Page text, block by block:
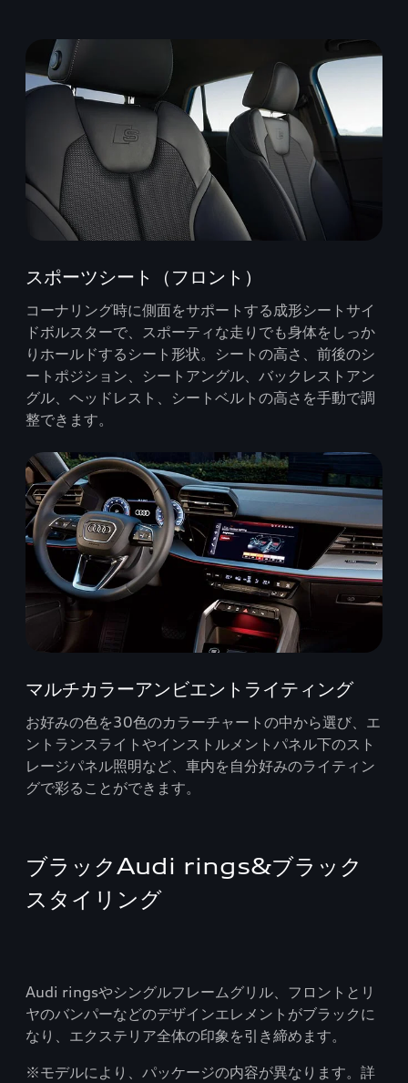
スポーツシート（フロント）
コーナリング時に側面をサポートする成形シートサイ
ドボルスターで、スポーティな走りでも身体をしっか
りホールドするシート形状。シートの高さ、前後のシ
ートポジション、シートアングル、バックレストアン
グル、ヘッドレスト、シートベルトの高さを手動で調
整できます。
マルチカラーアンビエントライティング
お好みの色を30色のカラーチャートの中から選び、エ
ントランスライトやインストルメントパネル下のスト
レージパネル照明など、車内を自分好みのライティン
グで彩ることができます。
ブラックAudi rings&ブラック
スタイリング
Audi ringsやシングルフレームグリル、フロントとリ
ヤのバンパーなどのデザインエレメントがブラックに
なり、エクステリア全体の印象を引き締めます。
※モデルにより、パッケージの内容が異なります。詳